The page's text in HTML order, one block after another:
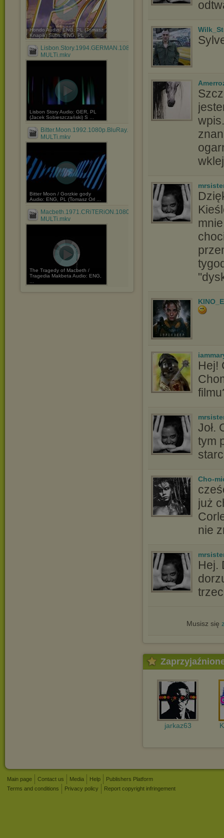
Hondo Audio: ENG, PL (Tomasz
Knapik) Subs: ENG, PL ...
Lisbon.Story.1994.GERMAN.1080p.BluRay.H264.AAC-
MULTi.mkv
Lisbon Story Audio: GER, PL
(Jacek Sobieszczański) S ...
Bitter.Moon.1992.1080p.BluRay.H264.AAC-
MULTi.mkv
Bitter Moon / Gorzkie gody
Audio: ENG, PL (Tomasz Orl ...
Macbeth.1971.CRiTERiON.1080p.BluRay.H264.AAC-
MULTi.mkv
The Tragedy of Macbeth /
Tragedia Makbeta Audio: ENG,
Hej!
Joł.
tym
Cho-
już
nie
Hej.
Musisz się
jarkaz63
Main page Contact us Media Help
Publishers Platform
Terms and conditions
Privacy policy Report copyright infringement